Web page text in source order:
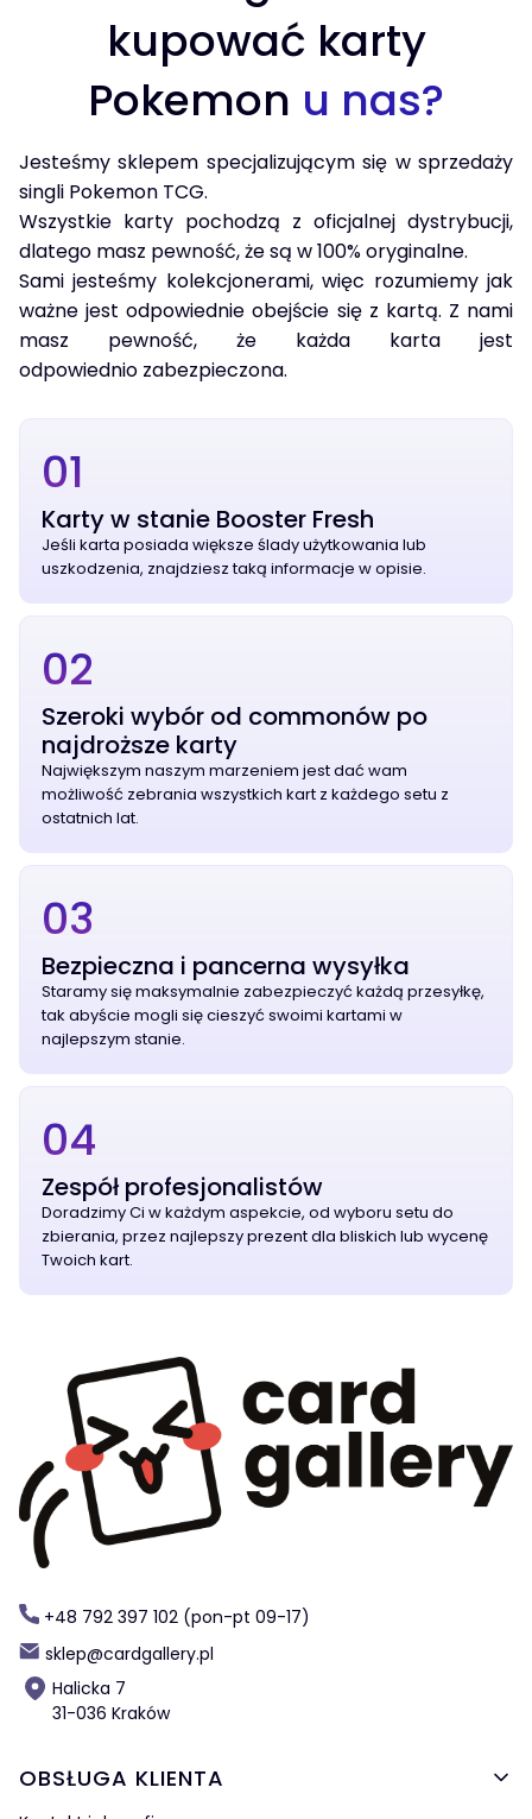
kupować karty
Pokemon u nas?
Jesteśmy sklepem specjalizującym się w sprzedaży
singli Pokemon TCG.
Wszystkie karty pochodzą z oficjalnej dystrybucji,
dlatego masz pewność, że są w 100% oryginalne.
Sami jesteśmy kolekcjonerami, więc rozumiemy jak
ważne jest odpowiednie obejście się z kartą. Z nami
masz pewność, że każda karta jest
odpowiednio zabezpieczona.
01
Karty w stanie Booster Fresh
Jeśli karta posiada większe ślady użytkowania lub
uszkodzenia, znajdziesz taką informacje w opisie.
02
Szeroki wybór od commonów po
najdroższe karty
Największym naszym marzeniem jest dać wam
możliwość zebrania wszystkich kart z każdego setu z
ostatnich lat.
03
Bezpieczna i pancerna wysyłka
Staramy się maksymalnie zabezpieczyć każdą przesyłkę,
tak abyście mogli się cieszyć swoimi kartami w
najlepszym stanie.
04
Zespół profesjonalistów
Doradzimy Ci w każdym aspekcie, od wyboru setu do
zbierania, przez najlepszy prezent dla bliskich lub wycenę
Twoich kart.
+48 792 397 102 (pon-pt 09-17)
sklep@cardgallery.pl
Halicka 7
31-036 Kraków
Linki w stopce
OBSŁUGA KLIENTA